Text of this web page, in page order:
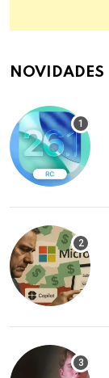
NOVIDADES